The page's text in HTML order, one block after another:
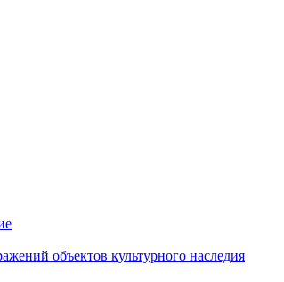
объектов культурного наследия